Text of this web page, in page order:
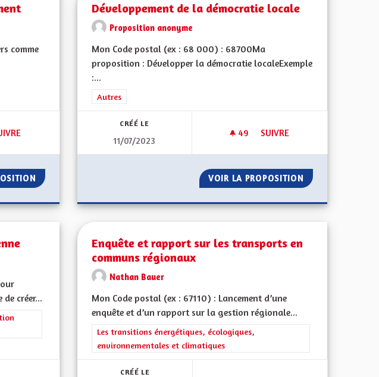
comme
publics en proximité
DU GRAND EST, BIEN ÉVIDEMMENT
SORTIR DU GRAND EST, BIEN ÉVIDEMMENT
Développement de la démocratie locale
Proposition anonyme
Mon Code postal (ex : 68 000) : 68700Ma
proposition : Développer la démocratie localeExemple
:...
Filtrer les résultats de la catégorie : Autres
Autres
CRÉÉ LE
11/07/2023
49 49 ABONNÉS
SUIVRE
VOIR LA PROPOSITION
créer...
les soins et les liens, l'implication citoyenne
Enquête et rapport sur les transports en
communs régionaux
Nathan Bauer
Mon Code postal (ex : 67110) : Lancement d’une
enquête et d’un rapport sur la gestion régionale...
Filtrer les résultats de la catégorie : Les transitions énergétiques,
Les transitions énergétiques, écologiques,
environnementales et climatiques
CRÉÉ LE